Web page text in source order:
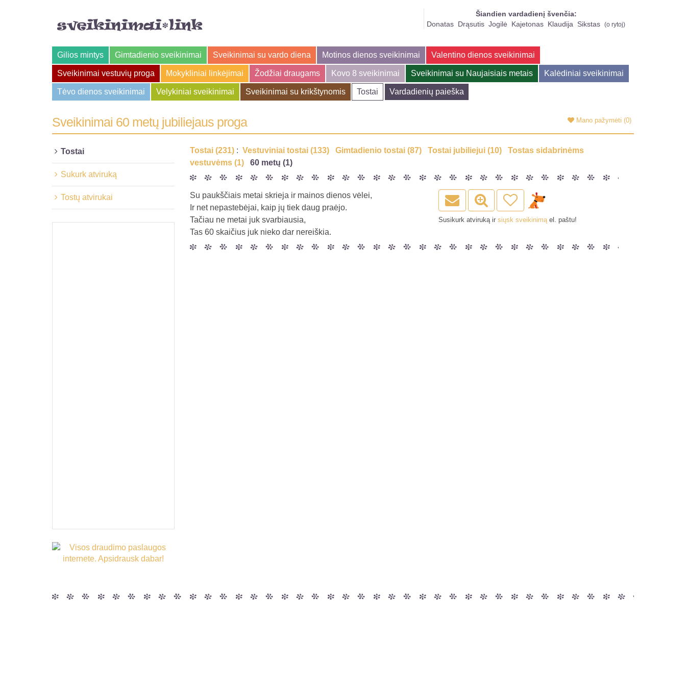
Šiandien vardadienį švenčia:
Donatas Drąsutis Jogilė Kajetonas Klaudija Sikstas (o rytoj)
Gilios mintys Gimtadienio sveikinimai Sveikinimai su vardo diena Motinos dienos sveikinimai Valentino dienos sveikinimai
Sveikinimai vestuvių proga Mokykliniai linkėjimai Žodžiai draugams Kovo 8 sveikinimai Sveikinimai su Naujaisiais metais Kalėdiniai sveikinimai
Tėvo dienos sveikinimai Velykiniai sveikinimai Sveikinimai su krikštynomis Tostai Vardadienių paieška
Mano pažymėti (0)
Sveikinimai 60 metų jubiliejaus proga
Tostai
Sukurk atviruką
Tostų atvirukai
Tostai (231) : Vestuviniai tostai (133) Gimtadienio tostai (87) Tostai jubiliejui (10)
Tostas sidabrinėms
vestuvėms (1)
60 metų (1)
Su paukščiais metai skrieja ir mainos dienos vėlei,
Ir net nepastebėjai, kaip jų tiek daug praėjo.
Tačiau ne metai juk svarbiausia,
Tas 60 skaičius juk nieko dar nereiškia.
Susikurk atviruką irsiųsk sveikinimąel. paštu!